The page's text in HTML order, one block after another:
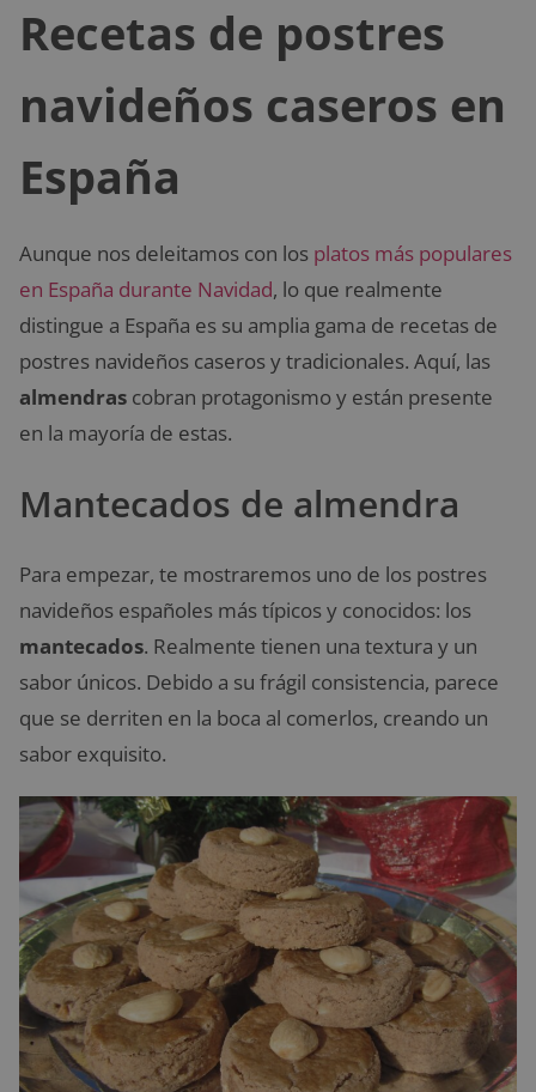
Recetas de postres
navideños caseros en
España
Aunque nos deleitamos con los platos más populares
en España durante Navidad, lo que realmente
distingue a España es su amplia gama de recetas de
postres navideños caseros y tradicionales. Aquí, las
almendras cobran protagonismo y están presente
en la mayoría de estas.
Mantecados de almendra
Para empezar, te mostraremos uno de los postres
navideños españoles más típicos y conocidos: los
mantecados. Realmente tienen una textura y un
sabor únicos. Debido a su frágil consistencia, parece
que se derriten en la boca al comerlos, creando un
sabor exquisito.